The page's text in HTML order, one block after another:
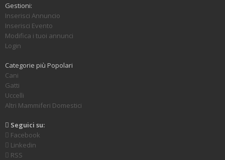
Gestioni:
Inserisci Annuncio
Inserisci Evento
Modifica i tuoi annunci
Login
Categorie più Popolari
Cani
Gatti
Uccelli
Altri Mammiferi Domestici
Seguici su:
Facebook
Linkedin
RSS